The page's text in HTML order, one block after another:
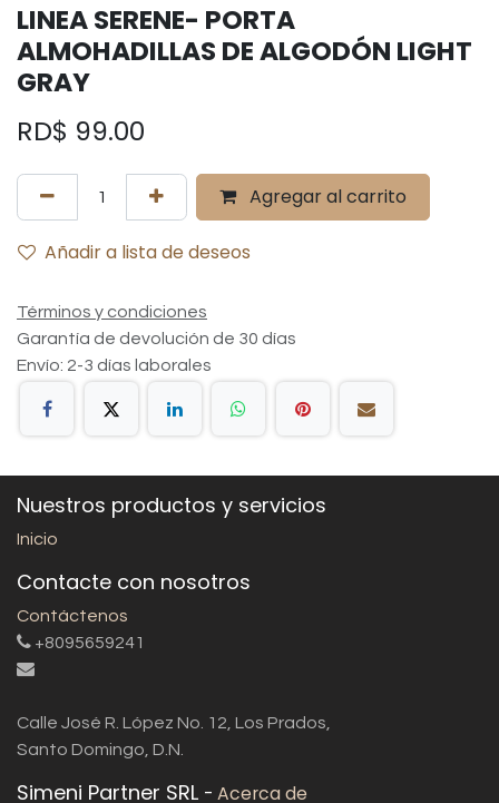
LINEA SERENE- PORTA
ALMOHADILLAS DE ALGODÓN LIGHT
GRAY
RD$ 99.00
Agregar al carrito
Añadir a lista de deseos
Términos y condiciones
Garantía de devolución de 30 días
Envío: 2-3 días laborales
Nuestros productos y servicios
Inicio
Contacte con nosotros
Contáctenos
+8095659241
Calle José R. López No. 12, Los Prados,
Santo Domingo, D.N.
Simeni Partner SRL - Acerca de